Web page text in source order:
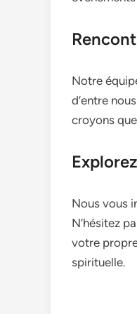
Notre
d’entre
croyons
Nous vous
N’hésitez
votre
spirituelle.